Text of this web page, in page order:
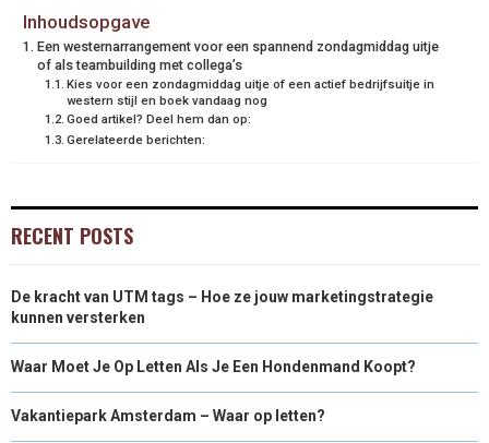
Inhoudsopgave
Een westernarrangement voor een spannend zondagmiddag uitje
of als teambuilding met collega’s
Kies voor een zondagmiddag uitje of een actief bedrijfsuitje in
western stijl en boek vandaag nog
Goed artikel? Deel hem dan op:
Gerelateerde berichten:
RECENT POSTS
De kracht van UTM tags – Hoe ze jouw marketingstrategie
kunnen versterken
Waar Moet Je Op Letten Als Je Een Hondenmand Koopt?
Vakantiepark Amsterdam – Waar op letten?